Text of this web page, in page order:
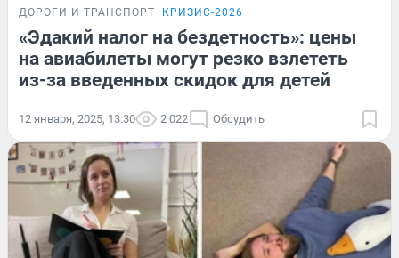
ДОРОГИ И ТРАНСПОРТ КРИЗИС-2026
«Эдакий налог на бездетность»: цены
на авиабилеты могут резко взлететь
из-за введенных скидок для детей
12 января, 2025, 13:30 2 022 Обсудить